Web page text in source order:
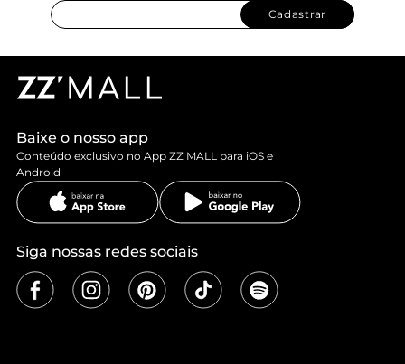
Cadastrar
Baixe o nosso app
Conteúdo exclusivo no App ZZ MALL para iOS e
Android
Siga nossas redes sociais